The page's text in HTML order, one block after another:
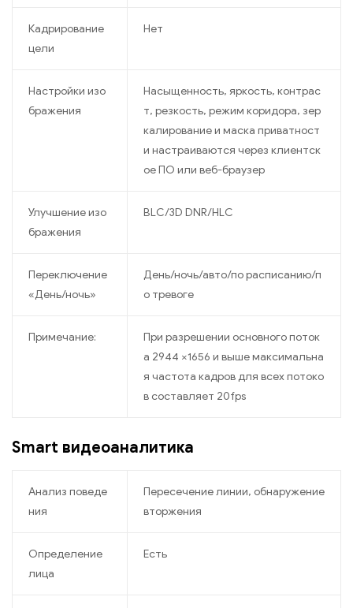
Кадрирование
цели
Нет
Настройки изо
бражения
Насыщенность, яркость, контрас
т, резкость, режим коридора, зер
калирование и маска приватност
и настраиваются через клиентск
ое ПО или веб-браузер
Улучшение изо
бражения
BLC/3D DNR/HLC
Переключение
«День/ночь»
День/ночь/авто/по расписанию/п
о тревоге
Примечание:
При разрешении основного поток
а 2944 ×1656 и выше максимальна
я частота кадров для всех потоко
в составляет 20fps
Smart видеоаналитика
Анализ поведе
ния
Пересечение линии, обнаружение
вторжения
Определение
лица
Есть